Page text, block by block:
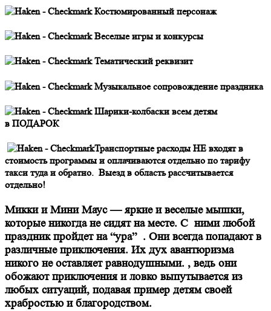
Костюмированный персонаж
Веселые игры и конкурсы
Тематический реквизит
Музыкальное сопровождение праздника
Шарики-колбаски всем детям
в ПОДАРОК
Транспортные расходы НЕ входят в
стоимость программы и оплачиваются отдельно по тарифу
такси туда и обратно. Выезд в область рассчитывается
отдельно!
Микки и Мини Маус — яркие и веселые мышки,
которые никогда не сидят на месте. С ними любой
праздник пройдет на “ура” . Они всегда попадают в
различные приключения. Их дух авантюризма
никого не оставляет равнодушными. , ведь они
обожают приключения и ловко выпутывается из
любых ситуаций, подавая пример детям своей
храбростью и благородством.